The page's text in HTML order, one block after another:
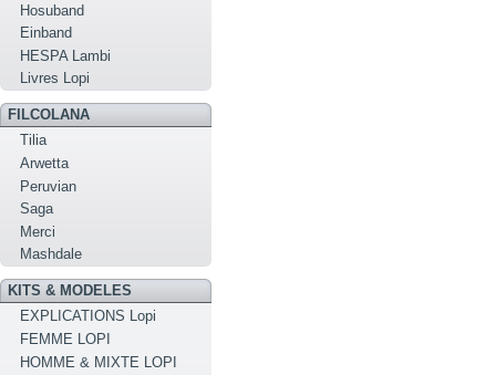
Hosuband
Einband
HESPA Lambi
Livres Lopi
FILCOLANA
Tilia
Arwetta
Peruvian
Saga
Merci
Mashdale
KITS & MODELES
EXPLICATIONS Lopi
FEMME LOPI
HOMME & MIXTE LOPI